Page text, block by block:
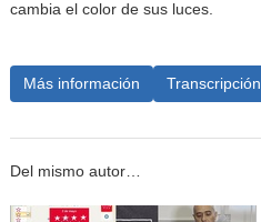
cambia el color de sus luces.
Más información Transcripción
Del mismo autor…